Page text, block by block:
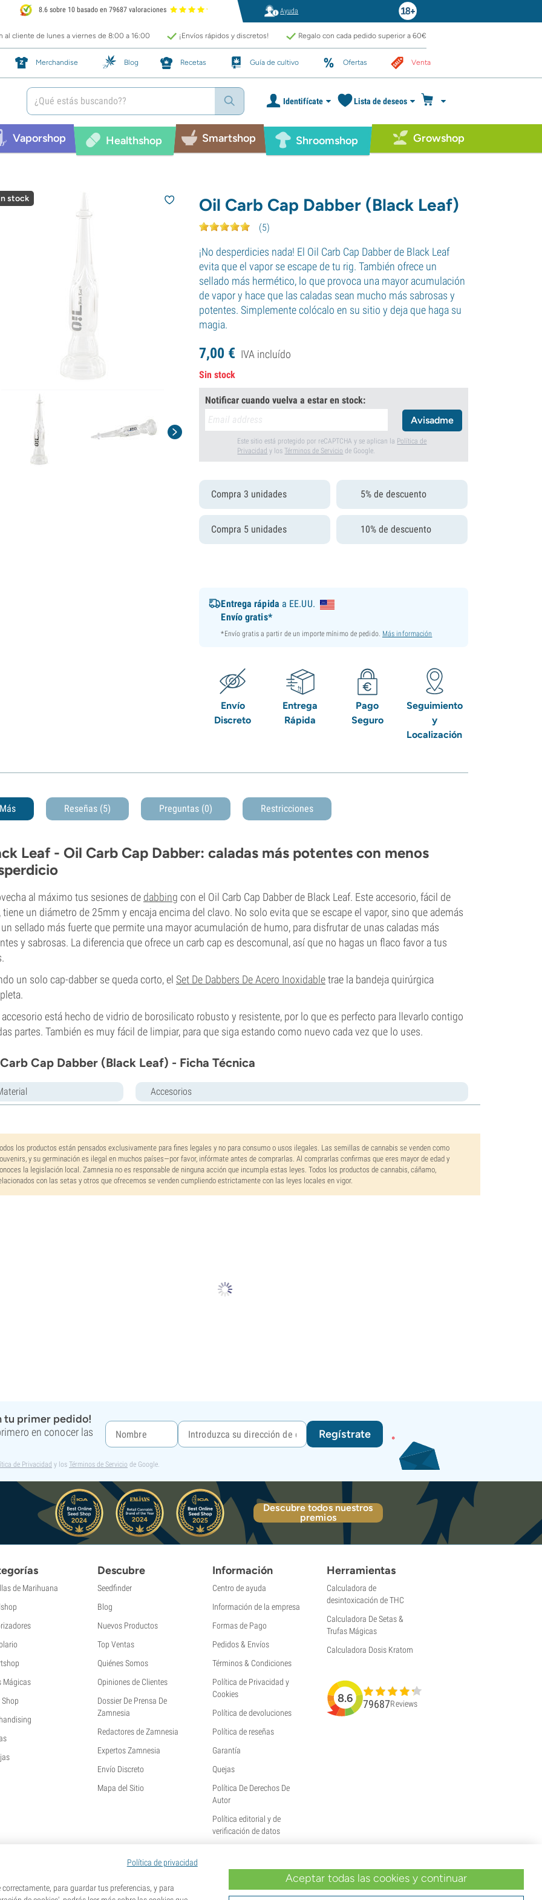
8.6 sobre 10 basado en 79687 valoraciones Ayuda
al cliente de lunes a viernes de 8:00 a 16:00 ¡Envíos rápidos y discretos! Regalo con cada pedido superior a 60€
Merchandise Blog Recetas Guía de cultivo Ofertas Venta
Identifícate Lista de deseos
Vaporshop Healthshop Smartshop Shroomshop Growshop
stock Oil Carb Cap Dabber (Black Leaf)
(5)
¡No desperdicies nada! El Oil Carb Cap Dabber de Black Leaf
evita que el vapor se escape de tu rig. También ofrece un
sellado más hermético, lo que provoca una mayor acumulación
de vapor y hace que las caladas sean mucho más sabrosas y
potentes. Simplemente colócalo en su sitio y deja que haga su
magia.
7,00 € IVA incluído
Sin stock
Notificar cuando vuelva a estar en stock:
Avisadme
Este sitio está protegido por reCAPTCHA y se aplican la Política de
Privacidad y losTérminos de Servicio de Google.
Compra 3 unidades 5% de descuento
Compra 5 unidades 10% de descuento
Entrega rápida a EE.UU.
Envío gratis*
*Envío gratis a partir de un importe mínimo de pedido. Más información
Envío
Discreto
Entrega
Rápida
Pago
Seguro
Seguimiento
y
Localización
Más Reseñas (5) Preguntas (0) Restricciones
Leaf - Oil Carb Cap Dabber: caladas más potentes con menos
al máximo tus sesiones de dabbing con el Oil Carb Cap Dabber de Black Leaf. Este accesorio, fácil de
tiene un diámetro de 25mm y encaja encima del clavo. No solo evita que se escape el vapor, sino que además
sellado más fuerte que permite una mayor acumulación de humo, para disfrutar de unas caladas más
y sabrosas. La diferencia que ofrece un carb cap es descomunal, así que no hagas un flaco favor a tus
un solo cap-dabber se queda corto, el Set De Dabbers De Acero Inoxidabletrae la bandeja quirúrgica
accesorio está hecho de vidrio de borosilicato robusto y resistente, por lo que es perfecto para llevarlo contigo
partes. También es muy fácil de limpiar, para que siga estando como nuevo cada vez que lo uses.
Cap Dabber (Black Leaf) - Ficha Técnica
Accesorios
los productos están pensados exclusivamente para fines legales y no para consumo o usos ilegales. Las semillas de cannabis se venden como
y su germinación es ilegal en muchos países—por favor, infórmate antes de comprarlas. Al comprarlas confirmas que eres mayor de edad y
la legislación local. Zamnesia no es responsable de ninguna acción que incumpla estas leyes. Todos los productos de cannabis, cáñamo,
con las setas y otros que ofrecemos se venden cumpliendo estrictamente con las leyes locales en vigor.
tu primer pedido!
en conocer las
Regístrate
de Privacidad y los Términos de Servicio de Google.
Descubre todos nuestros
premios
de Marihuana
Mágicas
Shop
Descubre
Seedfinder
Blog
Nuevos Productos
Top Ventas
Quiénes Somos
Opiniones de Clientes
Dossier De Prensa De
Zamnesia
Redactores de Zamnesia
Expertos Zamnesia
Envío Discreto
Mapa del Sitio
Información
Centro de ayuda
Información de la empresa
Formas de Pago
Pedidos & Envíos
Términos & Condiciones
Política de Privacidad y
Cookies
Política de devoluciones
Política de reseñas
Garantía
Quejas
Política De Derechos De
Autor
Política editorial y de
verificación de datos
Herramientas
Calculadora de
desintoxicación de THC
Calculadora De Setas &
Trufas Mágicas
Calculadora Dosis Kratom
8.6 79687Reviews
Política de privacidad
para guardar tus preferencias, y para
Aceptar todas las cookies y continuar